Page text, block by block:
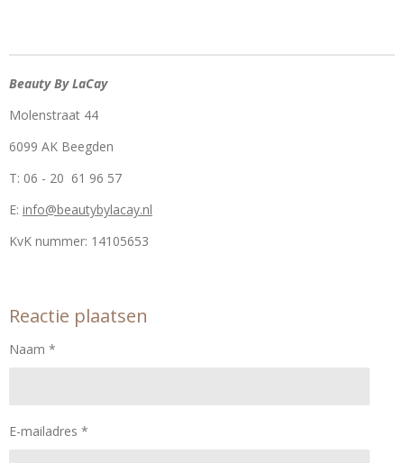
Beauty By LaCay
Molenstraat 44
6099 AK Beegden
T: 06 - 20 61 96 57
E: info@beautybylacay.nl
KvK nummer: 14105653
Reactie plaatsen
Naam *
E-mailadres *